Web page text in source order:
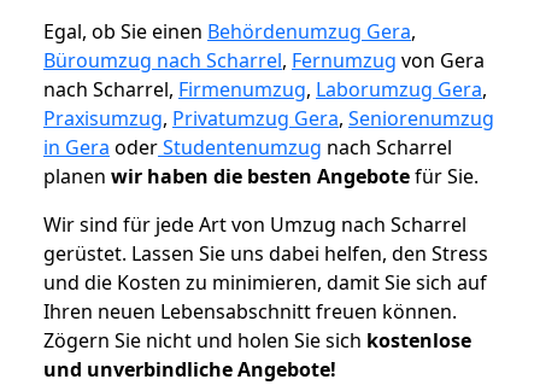
Egal, ob Sie einen Behördenumzug Gera,
Büroumzug nach Scharrel, Fernumzug von Gera
nach Scharrel, Firmenumzug, Laborumzug Gera,
Praxisumzug, Privatumzug Gera, Seniorenumzug
in Gera oderStudentenumzug nach Scharrel
planen wir haben die besten Angebotefür Sie.
Wir sind für jede Art von Umzug nach Scharrel
gerüstet. Lassen Sie uns dabei helfen, den Stress
und die Kosten zu minimieren, damit Sie sich auf
Ihren neuen Lebensabschnitt freuen können.
Zögern Sie nicht und holen Sie sich kostenlose
und unverbindliche Angebote!